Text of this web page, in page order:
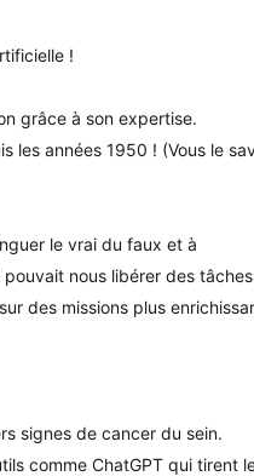
!
grâce à son expertise.
les années 1950 ! (Vous le
le vrai du faux et à
pouvait nous libérer des tâches
des missions plus
signes de cancer du sein.
comme ChatGPT qui tirent